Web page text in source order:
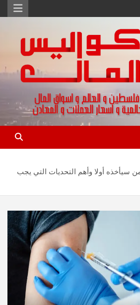
و تقارير اسواق المال و العملات
سيأخذه أولا وأهم التحديات التي يجب